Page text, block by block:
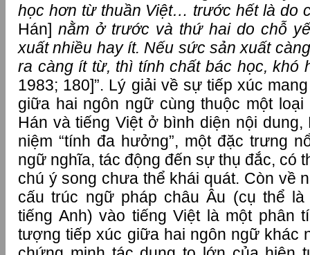
học hơn từ thuần Việt… trước hết là do
Hán] nằm ở trước và thứ hai do chỗ
xuất nhiều hay ít. Nếu sức sản xuất
ra càng ít từ, thì tính chất bác học, khó
1983; 180]”. Lý giải về sự tiếp xúc
giữa hai ngôn ngữ cùng thuộc một
Hán và tiếng Việt ở bình diện nội
niệm “tính đa hưởng”, một đặc trưng
ngữ nghĩa, tác động đến sự thụ đắc, có
chú ý song chưa thể khái quát. Còn về
cấu trúc ngữ pháp châu Âu (cụ thể là
tiếng Anh) vào tiếng Việt là một phân
tượng tiếp xúc giữa hai ngôn ngữ khác